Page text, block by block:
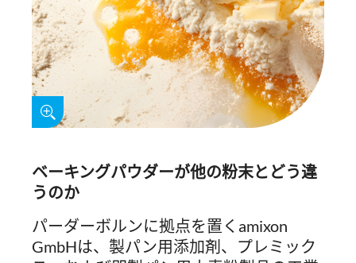
ベーキングパウダーが他の粉末とどう違
うのか
パーダーボルンに拠点を置くamixon
GmbHは、製パン用添加剤、プレミック